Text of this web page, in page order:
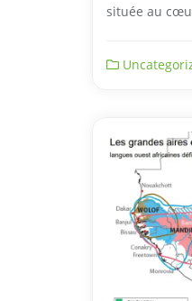
située au